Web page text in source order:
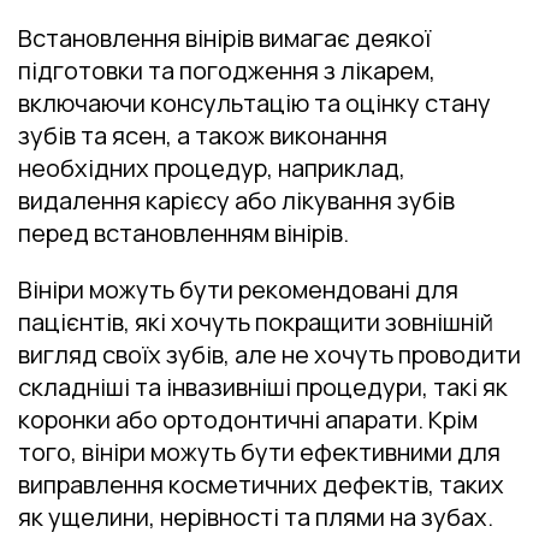
Встановлення вінірів вимагає деякої
підготовки та погодження з лікарем,
включаючи консультацію та оцінку стану
зубів та ясен, а також виконання
необхідних процедур, наприклад,
видалення карієсу або лікування зубів
перед встановленням вінірів.
Вініри можуть бути рекомендовані для
пацієнтів, які хочуть покращити зовнішній
вигляд своїх зубів, але не хочуть проводити
складніші та інвазивніші процедури, такі як
коронки або ортодонтичні апарати. Крім
того, вініри можуть бути ефективними для
виправлення косметичних дефектів, таких
як ущелини, нерівності та плями на зубах.